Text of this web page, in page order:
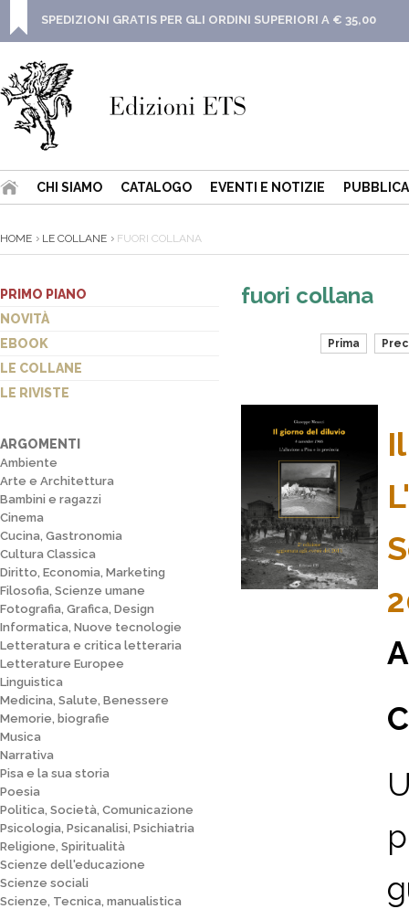
SPEDIZIONI GRATIS PER GLI ORDINI SUPERIORI A € 35,00
CHI SIAMO CATALOGO EVENTI E NOTIZIE
HOME LE COLLANE FUORI COLLANA
PRIMO PIANO
NOVITÀ
EBOOK
LE COLLANE
LE RIVISTE
ARGOMENTI
Ambiente
Arte e Architettura
Bambini e ragazzi
Cinema
Cucina, Gastronomia
Cultura Classica
Diritto, Economia, Marketing
Filosofia, Scienze umane
Fotografia, Grafica, Design
Informatica, Nuove tecnologie
Letteratura e critica letteraria
Letterature Europee
Linguistica
Medicina, Salute, Benessere
Memorie, biografie
Musica
Narrativa
Pisa e la sua storia
Poesia
Politica, Società, Comunicazione
Psicologia, Psicanalisi, Psichiatria
Religione, Spiritualità
Scienze dell'educazione
Scienze sociali
Scienze, Tecnica, manualistica
fuori collana
Prima